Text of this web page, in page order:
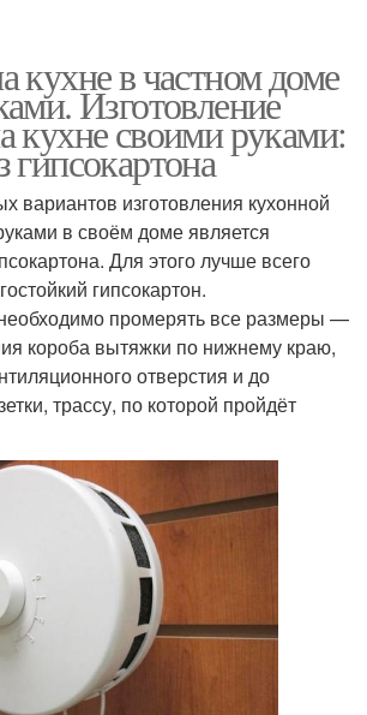
кухне в частном доме
Изготовление
кухне своими руками:
вариантов изготовления кухонной
в своём доме является
Для этого лучше всего
гипсокартон.
промерять все размеры —
короба вытяжки по нижнему краю,
отверстия и до
трассу, по которой пройдёт